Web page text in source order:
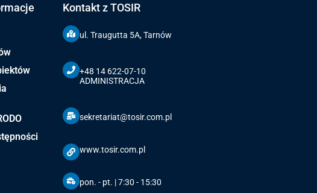
Kontakt z TOSIR
ul. Traugutta 5A, Tarnów
+48 14 622-07-10
ADMINISTRACJA
sekretariat@tosir.com.pl
www.tosir.com.pl
pon. - pt. | 7:30 - 15:30